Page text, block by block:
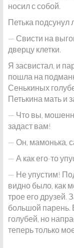
носил с собой.
Петька подсунул
— Свисти на
дверцу клетки.
Я засвистал, и
пошла на
Сенькиных
Петькина мать и
— Что вы,
задаст вам!
— Он, мамонька,
— А как его-то
— Не упустим!
видно было, как
трое его друзей.
большой парень.
голубей, но
теперь только